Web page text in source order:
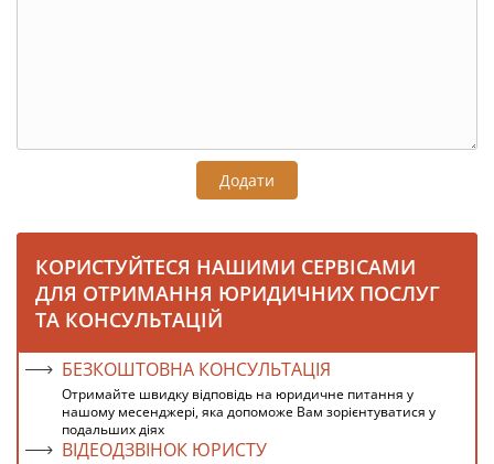
Додати
КОРИСТУЙТЕСЯ НАШИМИ СЕРВІСАМИ
ДЛЯ ОТРИМАННЯ ЮРИДИЧНИХ ПОСЛУГ
ТА КОНСУЛЬТАЦІЙ
БЕЗКОШТОВНА КОНСУЛЬТАЦІЯ
Отримайте швидку відповідь на юридичне питання у
нашому месенджері, яка допоможе Вам зорієнтуватися у
подальших діях
ВІДЕОДЗВІНОК ЮРИСТУ